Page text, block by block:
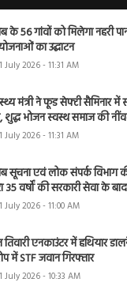
के 56 गांवों को मिलेगा नहरी
का उद्घाटन
July 2026 - 11:31 AM
मंत्री ने फूड सेफ्टी सैमिनार में
शुद्ध भोजन स्वस्थ समाज की
July 2026 - 11:31 AM
सूचना एवं लोक संपर्क विभाग
35 वर्षों की सरकारी सेवा के
July 2026 - 11:00 AM
तिवारी एनकाउंटर में हथियार
में STF जवान गिरफ्तार
July 2026 - 10:33 AM